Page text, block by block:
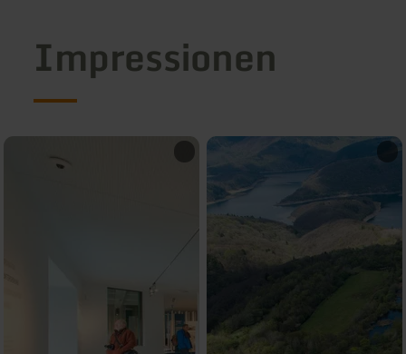
Impressionen